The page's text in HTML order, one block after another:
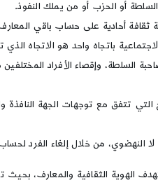
أو الحزب أو من يملك النفوذ.
ثقافة أحادية على حساب باقي
باتجاه واحد هو الاتجاه الذي
صاحبة السلطة، وإقصاء الأفراد
تتفق مع توجهات الجهة
النهضوي، من خلال إلغاء الفرد
الثقافية والمعارف، بحيث